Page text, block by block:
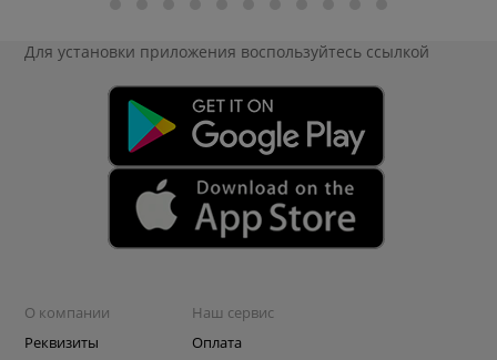
Для установки приложения воспользуйтесь ссылкой
О компании
Реквизиты
Наш сервис
Оплата